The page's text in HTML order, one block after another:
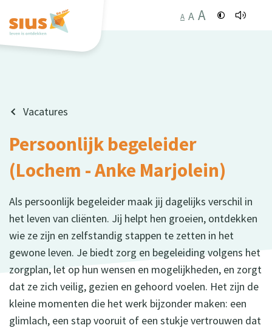
A A A
Vacatures
Persoonlijk begeleider
(Lochem - Anke Marjolein)
Als persoonlijk begeleider maak jij dagelijks verschil in
het leven van cliënten. Jij helpt hen groeien, ontdekken
wie ze zijn en zelfstandig stappen te zetten in het
gewone leven. Je biedt zorg en begeleiding volgens het
zorgplan, let op hun wensen en mogelijkheden, en zorgt
dat ze zich veilig, gezien en gehoord voelen. Het zijn de
kleine momenten die het werk bijzonder maken: een
glimlach, een stap vooruit of een stukje vertrouwen dat